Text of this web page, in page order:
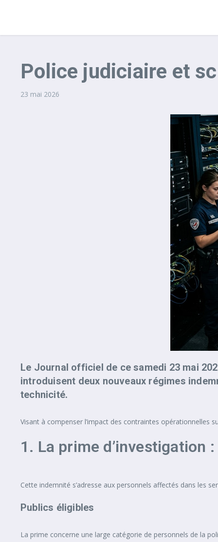
Police judiciaire et
23 mai 2026
Le Journal officiel de ce samedi 23 mai
introduisent deux nouveaux régimes
technicité.
Visant à compenser l’impact des contraintes opérationnelles
1. La prime d’investigation
Cette indemnité s’adresse aux personnels affectés dans les
Publics éligibles
La prime concerne une large catégorie de personnels de la